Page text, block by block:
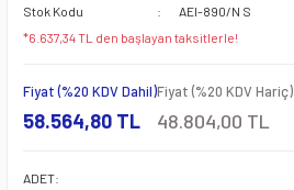
Stok Kodu
AEI-890/N S
*6.637,34 TL den başlayan taksitlerle!
Fiyat (%20 KDV Dahil)
58.564,80 TL
Fiyat (%20 KDV Hariç)
48.804,00 TL
ADET: